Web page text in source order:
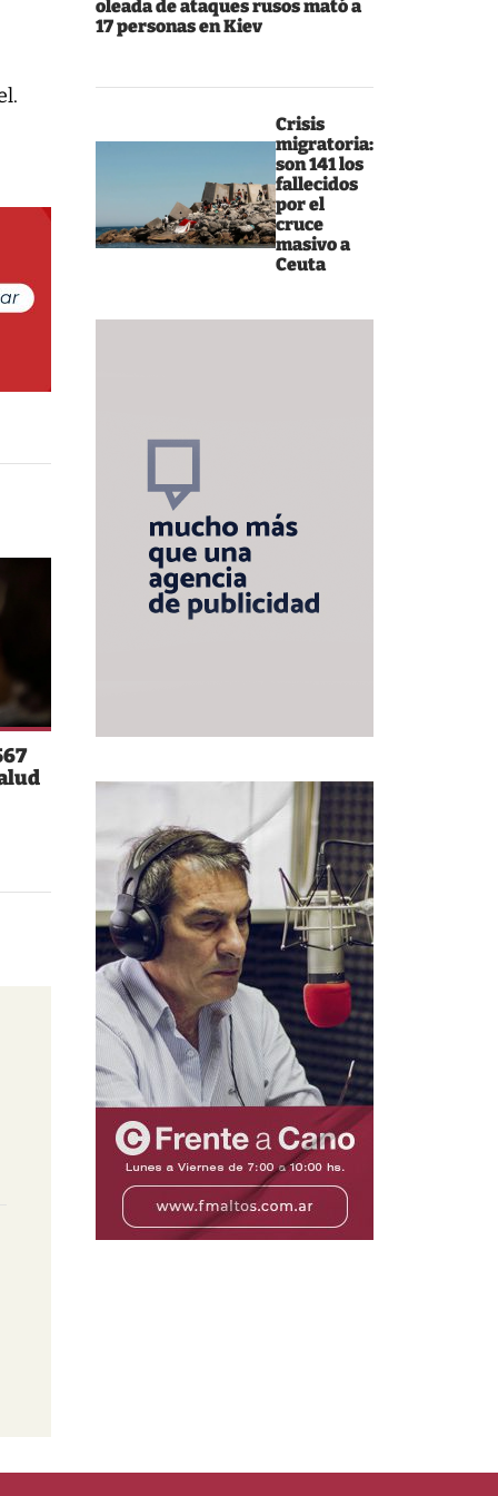
oleada de ataques rusos mató a
17 personas en Kiev
Crisis
migratoria:
son 141 los
fallecidos
por el
cruce
masivo a
Ceuta